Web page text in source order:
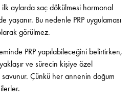
aylarda saç dökülmesi hormonal
yaşanır. Bu nedenle PRP uygulaması
görülmez.
PRP yapılabileceğini belirtirken,
ve sürecin kişiye özel
Çünkü her annenin doğum